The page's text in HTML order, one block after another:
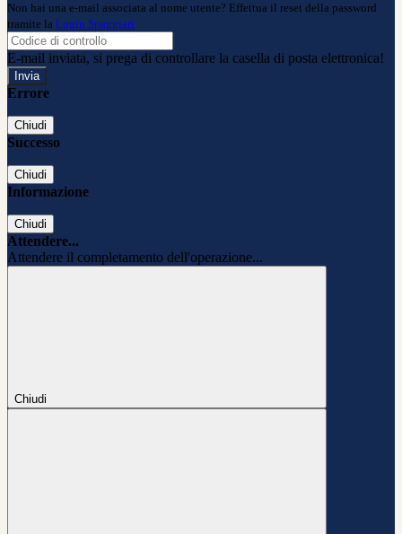
Non hai una e-mail associata al nome utente? Effettua il reset della password
tramite la Login Spaggiari
E-mail inviata, si prega di controllare la casella di posta elettronica!
Errore
Chiudi
Successo
Chiudi
Informazione
Chiudi
Attendere...
Attendere il completamento dell'operazione...
Chiudi